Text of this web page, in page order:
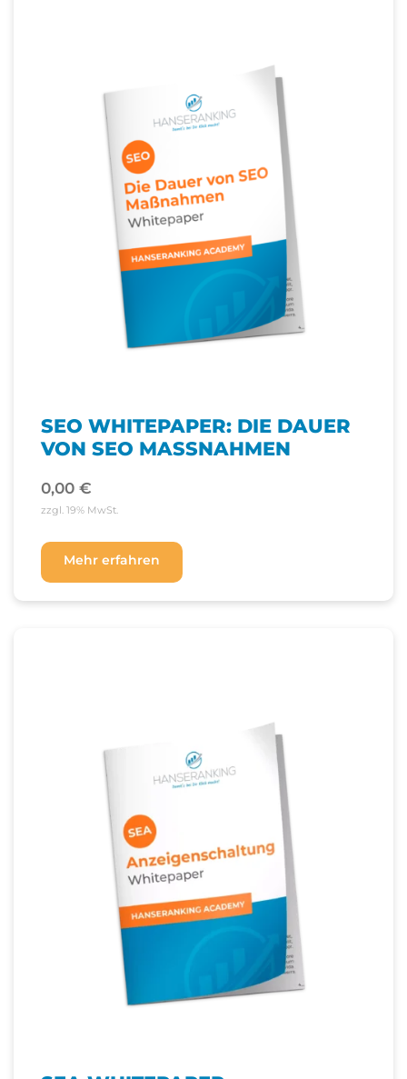
SEO WHITEPAPER: DIE DAUER
VON SEO MASSNAHMEN
0,00 €
zzgl. 19% MwSt.
Mehr erfahren